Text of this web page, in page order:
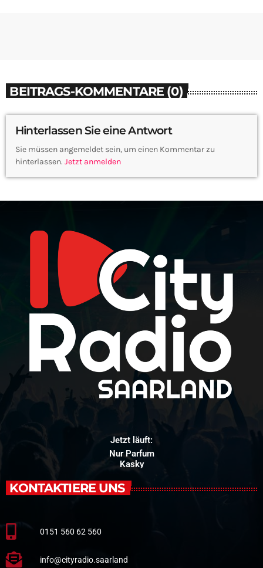
BEITRAGS-KOMMENTARE (0)
Hinterlassen Sie eine Antwort
Sie müssen angemeldet sein, um einen Kommentar zu
hinterlassen. Jetzt anmelden
Jetzt läuft:
Nur Parfum
Kasky
KONTAKTIERE UNS
0151 560 62 560
info@cityradio.saarland